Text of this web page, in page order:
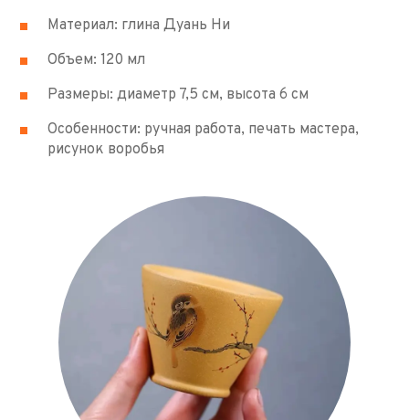
Материал: глина Дуань Ни
Объем: 120 мл
Размеры: диаметр 7,5 см, высота 6 см
Особенности: ручная работа, печать мастера,
рисунок воробья